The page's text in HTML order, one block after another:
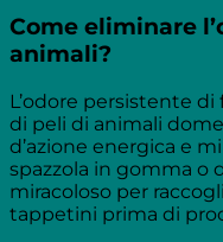
Come eliminare
animali?
L’odore persistente
di peli di animali
d’azione energica e
spazzola in gomma o
miracoloso per
tappetini prima di